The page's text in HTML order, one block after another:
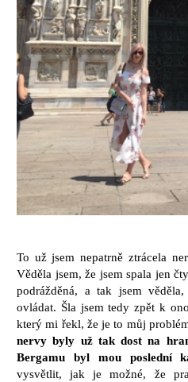
To už jsem nepatrně ztrácela
Věděla jsem, že jsem spala jen
podrážděná, a tak jsem
ovládat. Šla jsem tedy zpět k
který mi řekl, že je to můj
nervy byly už tak dost na
Bergamu byl mou poslední
vysvětlit, jak je možné, že